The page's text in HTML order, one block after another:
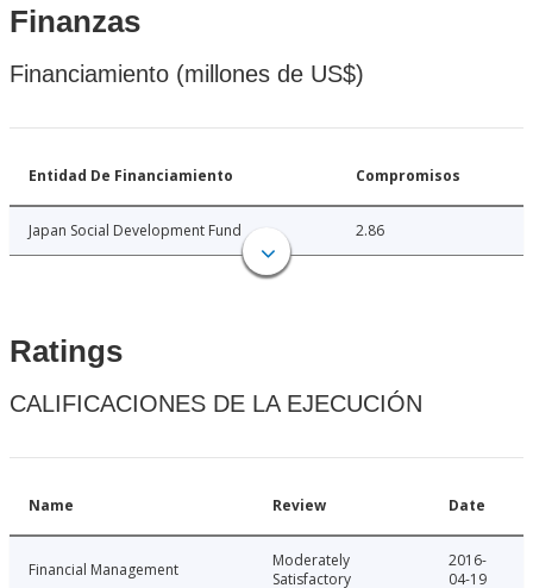
Finanzas
Financiamiento (millones de US$)
Entidad De Financiamiento Compromisos
Japan Social Development Fund 2.86
Ratings
CALIFICACIONES DE LA EJECUCIÓN
Name Review Date
Financial Management
Moderately
Satisfactory
2016-
04-19